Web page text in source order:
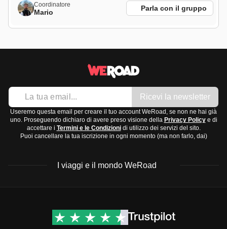
Coordinatore
Mario Parla con il gruppo
Ricevi la newsletter
Useremo questa email per creare il tuo account WeRoad, se non ne hai già
uno. Proseguendo dichiaro di avere preso visione della Privacy Policye di
accettare i Termini e le Condizionidi utilizzo dei servizi del sito.
Puoi cancellare la tua iscrizione in ogni momento (ma non farlo, dai)
I viaggi e il mondo WeRoad
Viaggi di gruppo Nord
Contatti